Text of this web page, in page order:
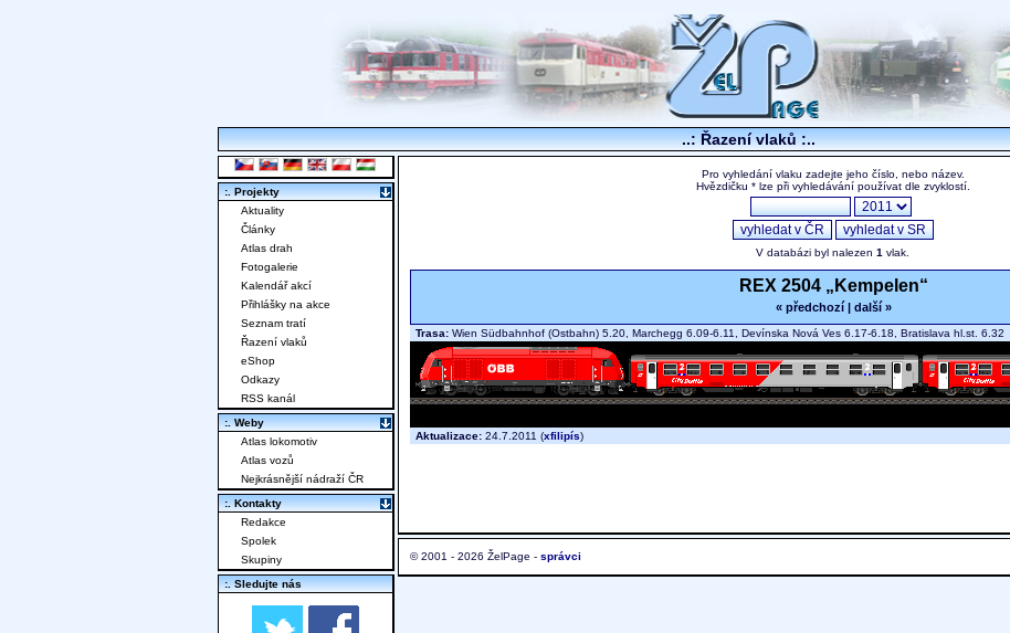
..: Řazení vlaků :..
Pro vyhledání vlaku zadejte jeho číslo, nebo název.
Hvězdičku * lze při vyhledávání používat dle zvyklostí.
V databázi byl nalezen 1 vlak.
REX 2504 „Kempelen“
« předchozí| další »
Trasa: Wien Südbahnhof (Ostbahn) 5.20, Marchegg 6.09-6.11, Devínska Nová Ves 6.17-6.18, Bratislava hl.st. 6.32
Aktualizace: 24.7.2011 (xfilipís)
© 2001 - 2026 ŽelPage - správci
:. Projekty
Aktuality
Články
Atlas drah
Fotogalerie
Kalendář akcí
Přihlášky na akce
Seznam tratí
Řazení vlaků
eShop
Odkazy
RSS kanál
:. Weby
Atlas lokomotiv
Atlas vozů
Nejkrásnější nádraží ČR
:. Kontakty
Redakce
Spolek
Skupiny
:. Sledujte nás